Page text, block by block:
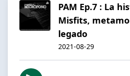
PAM Ep.7 : La
Misfits,
legado
2021-08-29